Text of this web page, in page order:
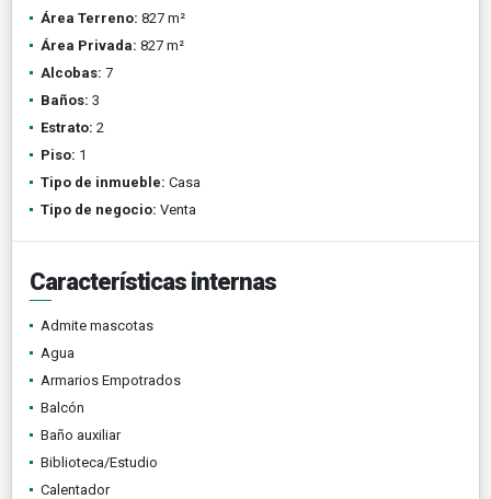
Área Terreno: 827 m²
Área Privada: 827 m²
Alcobas: 7
Baños: 3
Estrato: 2
Piso: 1
Tipo de inmueble: Casa
Tipo de negocio: Venta
Características internas
Admite mascotas
Agua
Armarios Empotrados
Balcón
Baño auxiliar
Biblioteca/Estudio
Calentador